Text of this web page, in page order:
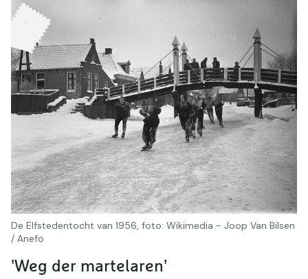
De Elfstedentocht van 1956, foto: Wikimedia - Joop Van Bilsen
/ Anefo
'Weg der martelaren'